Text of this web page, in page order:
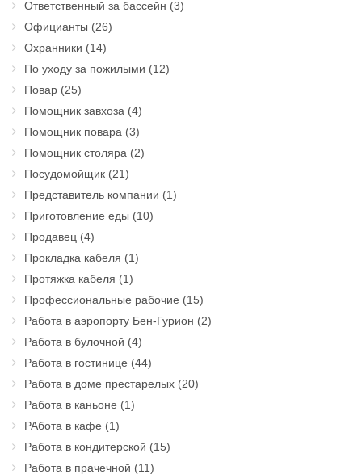
Ответственный за бассейн (3)
Официанты (26)
Охранники (14)
По уходу за пожилыми (12)
Повар (25)
Помощник завхоза (4)
Помощник повара (3)
Помощник столяра (2)
Посудомойщик (21)
Представитель компании (1)
Приготовление еды (10)
Продавец (4)
Прокладка кабеля (1)
Протяжка кабеля (1)
Профессиональные рабочие (15)
Работа в аэропорту Бен-Гурион (2)
Работа в булочной (4)
Работа в гостинице (44)
Работа в доме престарелых (20)
Работа в каньоне (1)
РАбота в кафе (1)
Работа в кондитерской (15)
Работа в прачечной (11)